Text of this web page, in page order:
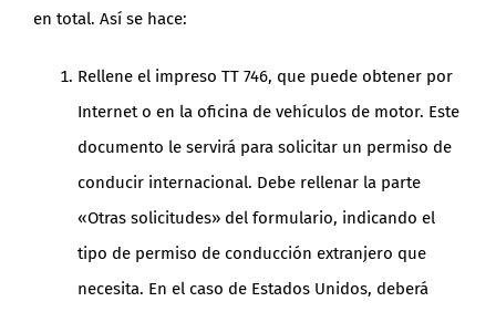
en total. Así se hace:
Rellene el impreso TT 746, que puede obtener por
Internet o en la oficina de vehículos de motor. Este
documento le servirá para solicitar un permiso de
conducir internacional. Debe rellenar la parte
«Otras solicitudes» del formulario, indicando el
tipo de permiso de conducción extranjero que
necesita. En el caso de Estados Unidos, deberá